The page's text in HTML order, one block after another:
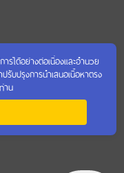
รได้อย่างต่อเนื่องและอำนวย
รับปรุงการนำเสนอเนื้อหาตรง
าน